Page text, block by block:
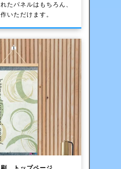
たパネルはもちろん、
いただけます。